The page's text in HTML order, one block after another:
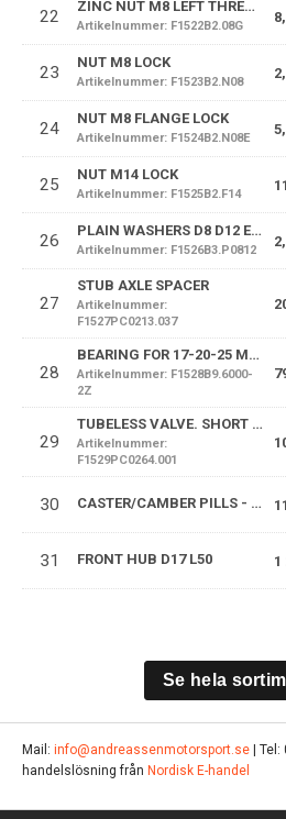
22 ZINC NUT M8 LEFT THREAD
Artikelnummer: F1522B2.08G
23 NUT M8 LOCK
Artikelnummer: F1523B2.N08
24 NUT M8 FLANGE LOCK
Artikelnummer: F1524B2.N08E
25 NUT M14 LOCK
Artikelnummer: F1525B2.F14
26 PLAIN WASHERS D8 D12 EP2
Artikelnummer: F1526B3.P0812
27
STUB AXLE SPACER
Artikelnummer:
F1527PC0213.037
28
BEARING FOR 17-20-25 MM DIAMETER STUB AXLE
Artikelnummer: F1528B9.6000-
2Z
29
TUBELESS VALVE. SHORT VALVE
Artikelnummer:
F1529PC0264.001
30 CASTER/CAMBER PILLS - QUICK ADJUSTMENT
31 FRONT HUB D17 L50 1
Se hela
Mail: info@andreassenmotorsport.se |
handelslösning från Nordisk E-handel